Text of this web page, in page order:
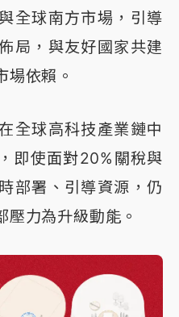
全球南方市場，引導
局，與友好國家共建
場依賴。
全球高科技產業鏈中
即使面對20%關稅與
部署、引導資源，仍
壓力為升級動能。